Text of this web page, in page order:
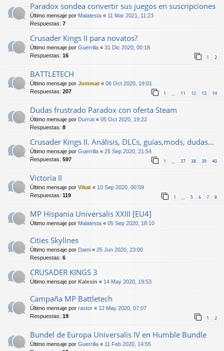
Paradox sondea convertir sus juegos en suscripciones
Último mensaje por Malatesta « 11 Mar 2021, 11:23
Respuestas: 7
Crusader Kings II para novatos?
Último mensaje por Guerrilla « 31 Dic 2020, 00:18
Respuestas: 16 1 2
BATTLETECH
Último mensaje por Jommat « 06 Oct 2020, 19:01
Respuestas: 207 1 11 12 13 14
Dudas frustrado Paradox con oferta Steam
Último mensaje por Durruti « 05 Oct 2020, 19:22
Respuestas: 8
Crusader Kings II. Análisis, DLCs, guías,mods, dudas...
Último mensaje por Guerrilla « 25 Sep 2020, 21:54
Respuestas: 597 1 37 38 39 40
Victoria II
Último mensaje por Vikat « 10 Sep 2020, 00:59
Respuestas: 119 1 … 5 6 7 8
MP Hispania Universalis XXIII [EU4]
Último mensaje por Malatesta « 05 Sep 2020, 18:10
Cities Skylines
Último mensaje por Dami « 25 Jun 2020, 23:00
Respuestas: 6
CRUSADER KINGS 3
Último mensaje por Kalesin « 14 May 2020, 19:53
Campaña MP Battletech
Último mensaje por rastor « 12 May 2020, 07:07
Respuestas: 19 1 2
Bundel de Europa Universalis IV en Humble Bundle
Último mensaje por Guerrilla « 11 Feb 2020, 14:55